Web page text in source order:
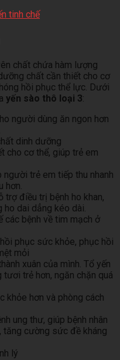
tinh chế
chất chứa hàm lượng
chất cần thiết cho cơ
hồi phục thể lực. Dưới
yến sào thô loại 3:
người dùng ăn ngon hơn
dinh dưỡng
cho cơ thể, giúp trẻ em
trẻ em tiếp thu nhanh
hơn.
trợ điều trị bệnh ho khan,
ho dai dẳng kéo dài.
các bệnh về tim mạch ở
phục sức khỏe, phục hồi
mỏi
xuân của mình. Tổ yến
trẻ hơn, ngăn chặn quá
khỏe hơn và phòng cách
ung thư, giúp bệnh nhân
cường sức đề kháng
lý